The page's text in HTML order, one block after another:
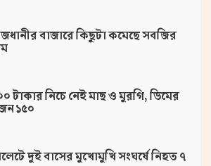
বাজারে কিছুটা কমেছে সবজির
টাকার নিচে নেই মাছ ও মুরগি, ডিমের
১৫০
দুই বাসের মুখোমুখি সংঘর্ষে নিহত ৭